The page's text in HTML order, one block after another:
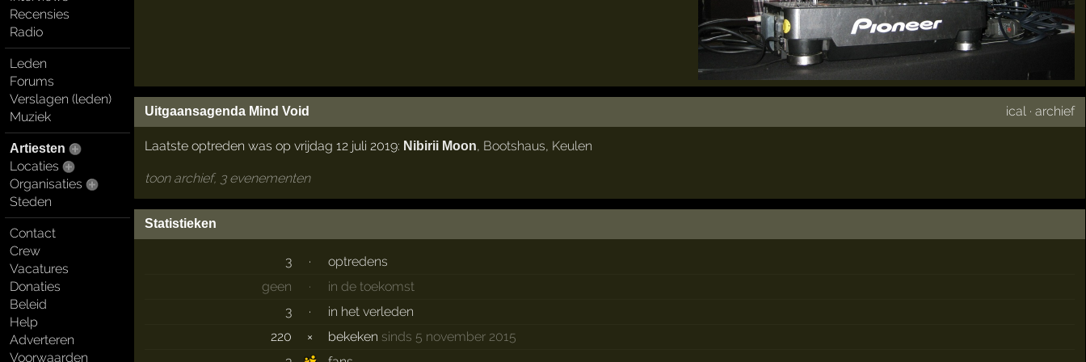
Recensies
Radio
Leden
Forums
Verslagen (leden)
Muziek
Artiesten
Locaties
Organisaties
Steden
Contact
Crew
Vacatures
Donaties
Beleid
Help
Adverteren
Voorwaarden
Uitgaansagenda Mind Void ical ·archief
Laatste optreden was op vrijdag 12 juli 2019: Nibirii Moon, Bootshaus, Keulen
toon archief, 3 evenementen
Statistieken
3 ·
optredens
geen
·
in de toekomst
3
·
in het verleden
220
× bekeken sinds 5 november 2015